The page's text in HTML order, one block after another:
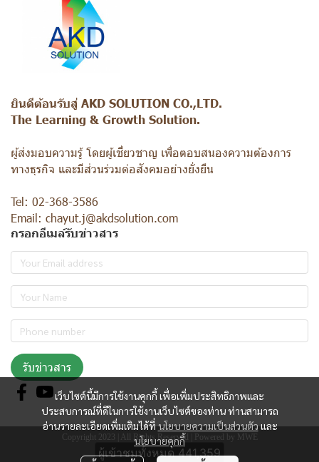
เว็บไซต์นี้มีการใช้งานคุกกี้ เพื่อเพิ่มประสิทธิภาพและ
ประสบการณ์ที่ดีในการใช้งานเว็บไซต์ของท่าน ท่านสามารถ
อ่านรายละเอียดเพิ่มเติมได้ที่นโยบายความเป็นส่วนตัวและ
นโยบายคุกกี้
ยินดีต้อนรับสู่ AKD SOLUTION CO.,LTD.
The Learning & Growth Solution.
ผู้ส่งมอบความรู้ โดยผู้เชี่ยวชาญ เพื่อตอบสนองความต้องการ
ทางธุรกิจ และมีส่วนร่วมต่อสังคมอย่างยั่งยืน
Tel: 02-368-3586
Email: chayut.j@akdsolution.com
กรอกอีเมล์รับข่าวสาร
รับข่าวสาร
Copyright 2023 | All Rights Reserved | Powered by MWE
ผู้เข้าชมทั้งหมด441,359